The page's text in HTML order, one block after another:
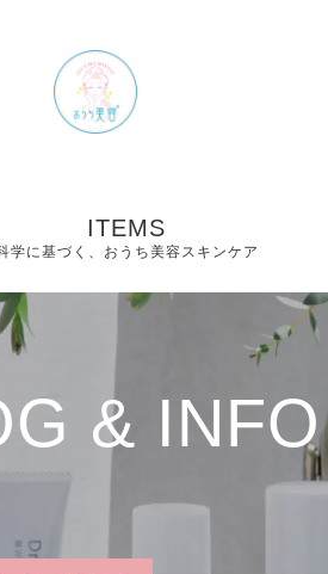
ITEMS
学に基づく、おうち美容スキンケア
− Dr.PHARMACYシ
リーズ｜全6アイテム
− The C Bright Shot
− Shiny C Serum
& INFO